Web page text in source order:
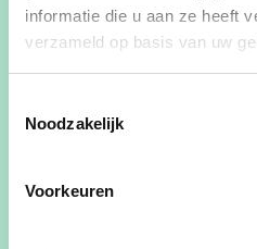
informatie die u aan ze heeft
verzameld op basis van uw
Noodzakelijk
Voorkeuren
geen gemeenteraad in
maandag 2 september
maandag 21 oktober